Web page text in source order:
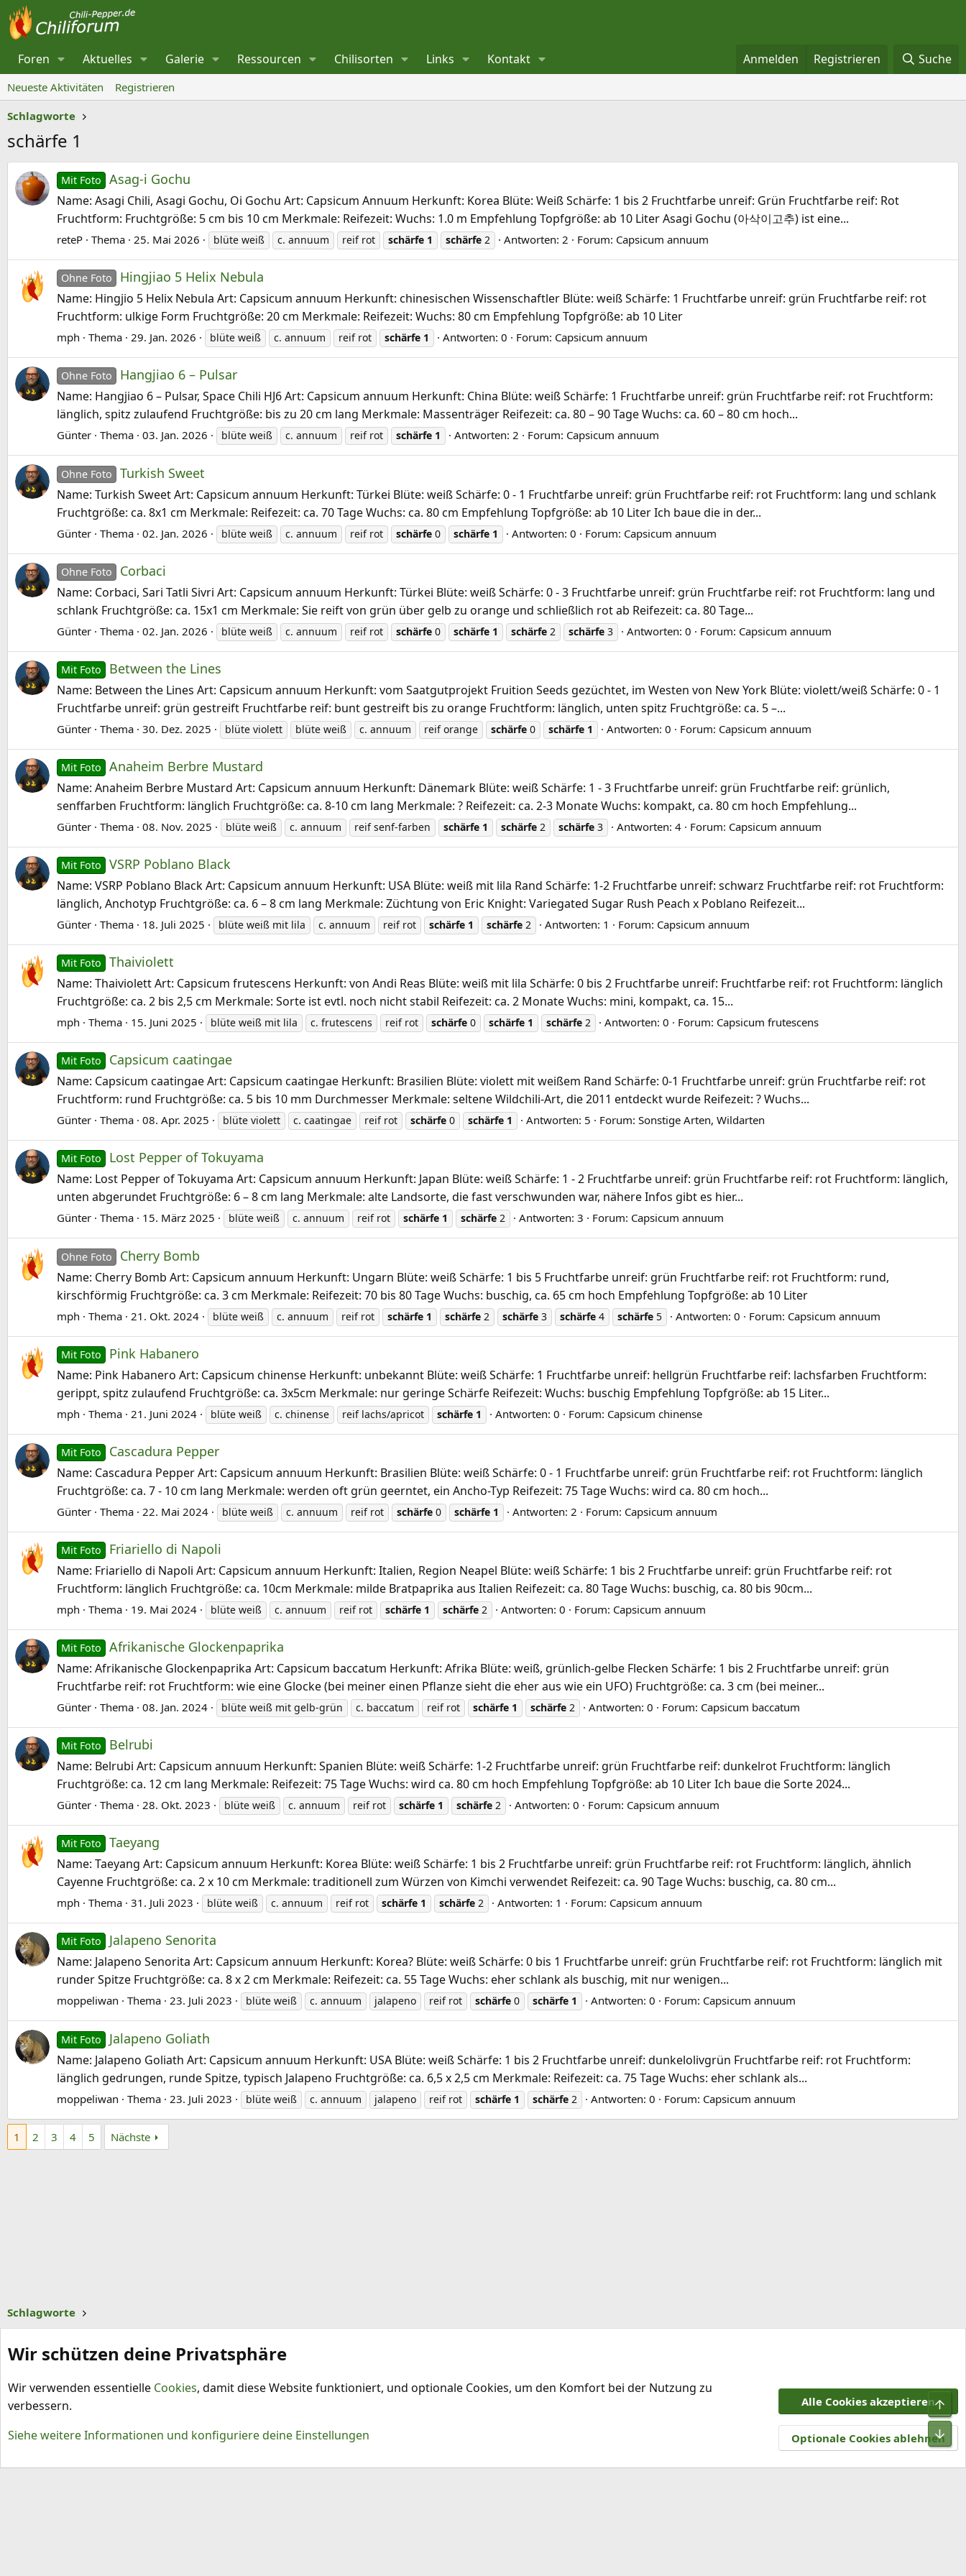
Foren Aktuelles Galerie Ressourcen Chilisorten Links Kontakt Anmelden Registrieren Suche
Neueste Aktivitäten
Registrieren
Schlagworte
schärfe 1
Mit Foto Asag-i Gochu
Name: Asagi Chili, Asagi Gochu, Oi Gochu Art: Capsicum Annuum Herkunft: Korea Blüte: Weiß Schärfe: 1 bis 2 Fruchtfarbe unreif: Grün Fruchtfarbe reif: Rot
Fruchtform: Fruchtgröße: 5 cm bis 10 cm Merkmale: Reifezeit: Wuchs: 1.0 m Empfehlung Topfgröße: ab 10 Liter Asagi Gochu (아삭이고추) ist eine...
reteP Thema 25. Mai 2026 blüte weiß c. annuum reif rot schärfe 1 schärfe 2 Antworten: 2 Forum: Capsicum annuum
Ohne Foto Hingjiao 5 Helix Nebula
Name: Hingjio 5 Helix Nebula Art: Capsicum annuum Herkunft: chinesischen Wissenschaftler Blüte: weiß Schärfe: 1 Fruchtfarbe unreif: grün Fruchtfarbe reif: rot
Fruchtform: ulkige Form Fruchtgröße: 20 cm Merkmale: Reifezeit: Wuchs: 80 cm Empfehlung Topfgröße: ab 10 Liter
mph Thema 29. Jan. 2026 blüte weiß c. annuum reif rot schärfe 1 Antworten: 0 Forum: Capsicum annuum
Ohne Foto Hangjiao 6 – Pulsar
Name: Hangjiao 6 – Pulsar, Space Chili HJ6 Art: Capsicum annuum Herkunft: China Blüte: weiß Schärfe: 1 Fruchtfarbe unreif: grün Fruchtfarbe reif: rot Fruchtform:
länglich, spitz zulaufend Fruchtgröße: bis zu 20 cm lang Merkmale: Massenträger Reifezeit: ca. 80 – 90 Tage Wuchs: ca. 60 – 80 cm hoch...
Günter Thema 03. Jan. 2026 blüte weiß c. annuum reif rot schärfe 1 Antworten: 2 Forum: Capsicum annuum
Ohne Foto Turkish Sweet
Name: Turkish Sweet Art: Capsicum annuum Herkunft: Türkei Blüte: weiß Schärfe: 0 - 1 Fruchtfarbe unreif: grün Fruchtfarbe reif: rot Fruchtform: lang und schlank
Fruchtgröße: ca. 8x1 cm Merkmale: Reifezeit: ca. 70 Tage Wuchs: ca. 80 cm Empfehlung Topfgröße: ab 10 Liter Ich baue die in der...
Günter Thema 02. Jan. 2026 blüte weiß c. annuum reif rot schärfe 0 schärfe 1 Antworten: 0 Forum: Capsicum annuum
Ohne Foto Corbaci
Name: Corbaci, Sari Tatli Sivri Art: Capsicum annuum Herkunft: Türkei Blüte: weiß Schärfe: 0 - 3 Fruchtfarbe unreif: grün Fruchtfarbe reif: rot Fruchtform: lang und
schlank Fruchtgröße: ca. 15x1 cm Merkmale: Sie reift von grün über gelb zu orange und schließlich rot ab Reifezeit: ca. 80 Tage...
Günter Thema 02. Jan. 2026 blüte weiß c. annuum reif rot schärfe 0 schärfe 1 schärfe 2 schärfe 3 Antworten: 0 Forum: Capsicum annuum
Mit Foto Between the Lines
Name: Between the Lines Art: Capsicum annuum Herkunft: vom Saatgutprojekt Fruition Seeds gezüchtet, im Westen von New York Blüte: violett/weiß Schärfe: 0 - 1
Fruchtfarbe unreif: grün gestreift Fruchtfarbe reif: bunt gestreift bis zu orange Fruchtform: länglich, unten spitz Fruchtgröße: ca. 5 –...
Günter Thema 30. Dez. 2025 blüte violett blüte weiß c. annuum reif orange schärfe 0 schärfe 1 Antworten: 0 Forum: Capsicum annuum
Mit Foto Anaheim Berbre Mustard
Name: Anaheim Berbre Mustard Art: Capsicum annuum Herkunft: Dänemark Blüte: weiß Schärfe: 1 - 3 Fruchtfarbe unreif: grün Fruchtfarbe reif: grünlich,
senffarben Fruchtform: länglich Fruchtgröße: ca. 8-10 cm lang Merkmale: ? Reifezeit: ca. 2-3 Monate Wuchs: kompakt, ca. 80 cm hoch Empfehlung...
Günter Thema 08. Nov. 2025 blüte weiß c. annuum reif senf-farben schärfe 1 schärfe 2 schärfe 3 Antworten: 4 Forum: Capsicum annuum
Mit Foto VSRP Poblano Black
Name: VSRP Poblano Black Art: Capsicum annuum Herkunft: USA Blüte: weiß mit lila Rand Schärfe: 1-2 Fruchtfarbe unreif: schwarz Fruchtfarbe reif: rot Fruchtform:
länglich, Anchotyp Fruchtgröße: ca. 6 – 8 cm lang Merkmale: Züchtung von Eric Knight: Variegated Sugar Rush Peach x Poblano Reifezeit...
Günter Thema 18. Juli 2025 blüte weiß mit lila c. annuum reif rot schärfe 1 schärfe 2 Antworten: 1 Forum: Capsicum annuum
Mit Foto Thaiviolett
Name: Thaiviolett Art: Capsicum frutescens Herkunft: von Andi Reas Blüte: weiß mit lila Schärfe: 0 bis 2 Fruchtfarbe unreif: Fruchtfarbe reif: rot Fruchtform: länglich
Fruchtgröße: ca. 2 bis 2,5 cm Merkmale: Sorte ist evtl. noch nicht stabil Reifezeit: ca. 2 Monate Wuchs: mini, kompakt, ca. 15...
mph Thema 15. Juni 2025 blüte weiß mit lila c. frutescens reif rot schärfe 0 schärfe 1 schärfe 2 Antworten: 0 Forum: Capsicum frutescens
Mit Foto Capsicum caatingae
Name: Capsicum caatingae Art: Capsicum caatingae Herkunft: Brasilien Blüte: violett mit weißem Rand Schärfe: 0-1 Fruchtfarbe unreif: grün Fruchtfarbe reif: rot
Fruchtform: rund Fruchtgröße: ca. 5 bis 10 mm Durchmesser Merkmale: seltene Wildchili-Art, die 2011 entdeckt wurde Reifezeit: ? Wuchs...
Günter Thema 08. Apr. 2025 blüte violett c. caatingae reif rot schärfe 0 schärfe 1 Antworten: 5 Forum: Sonstige Arten, Wildarten
Mit Foto Lost Pepper of Tokuyama
Name: Lost Pepper of Tokuyama Art: Capsicum annuum Herkunft: Japan Blüte: weiß Schärfe: 1 - 2 Fruchtfarbe unreif: grün Fruchtfarbe reif: rot Fruchtform: länglich,
unten abgerundet Fruchtgröße: 6 – 8 cm lang Merkmale: alte Landsorte, die fast verschwunden war, nähere Infos gibt es hier...
Günter Thema 15. März 2025 blüte weiß c. annuum reif rot schärfe 1 schärfe 2 Antworten: 3 Forum: Capsicum annuum
Ohne Foto Cherry Bomb
Name: Cherry Bomb Art: Capsicum annuum Herkunft: Ungarn Blüte: weiß Schärfe: 1 bis 5 Fruchtfarbe unreif: grün Fruchtfarbe reif: rot Fruchtform: rund,
kirschförmig Fruchtgröße: ca. 3 cm Merkmale: Reifezeit: 70 bis 80 Tage Wuchs: buschig, ca. 65 cm hoch Empfehlung Topfgröße: ab 10 Liter
mph Thema 21. Okt. 2024 blüte weiß c. annuum reif rot schärfe 1 schärfe 2 schärfe 3 schärfe 4 schärfe 5 Antworten: 0 Forum: Capsicum annuum
Mit Foto Pink Habanero
Name: Pink Habanero Art: Capsicum chinense Herkunft: unbekannt Blüte: weiß Schärfe: 1 Fruchtfarbe unreif: hellgrün Fruchtfarbe reif: lachsfarben Fruchtform:
gerippt, spitz zulaufend Fruchtgröße: ca. 3x5cm Merkmale: nur geringe Schärfe Reifezeit: Wuchs: buschig Empfehlung Topfgröße: ab 15 Liter...
mph Thema 21. Juni 2024 blüte weiß c. chinense reif lachs/apricot schärfe 1 Antworten: 0 Forum: Capsicum chinense
Mit Foto Cascadura Pepper
Name: Cascadura Pepper Art: Capsicum annuum Herkunft: Brasilien Blüte: weiß Schärfe: 0 - 1 Fruchtfarbe unreif: grün Fruchtfarbe reif: rot Fruchtform: länglich
Fruchtgröße: ca. 7 - 10 cm lang Merkmale: werden oft grün geerntet, ein Ancho-Typ Reifezeit: 75 Tage Wuchs: wird ca. 80 cm hoch...
Günter Thema 22. Mai 2024 blüte weiß c. annuum reif rot schärfe 0 schärfe 1 Antworten: 2 Forum: Capsicum annuum
Mit Foto Friariello di Napoli
Name: Friariello di Napoli Art: Capsicum annuum Herkunft: Italien, Region Neapel Blüte: weiß Schärfe: 1 bis 2 Fruchtfarbe unreif: grün Fruchtfarbe reif: rot
Fruchtform: länglich Fruchtgröße: ca. 10cm Merkmale: milde Bratpaprika aus Italien Reifezeit: ca. 80 Tage Wuchs: buschig, ca. 80 bis 90cm...
mph Thema 19. Mai 2024 blüte weiß c. annuum reif rot schärfe 1 schärfe 2 Antworten: 0 Forum: Capsicum annuum
Mit Foto Afrikanische Glockenpaprika
Name: Afrikanische Glockenpaprika Art: Capsicum baccatum Herkunft: Afrika Blüte: weiß, grünlich-gelbe Flecken Schärfe: 1 bis 2 Fruchtfarbe unreif: grün
Fruchtfarbe reif: rot Fruchtform: wie eine Glocke (bei meiner einen Pflanze sieht die eher aus wie ein UFO) Fruchtgröße: ca. 3 cm (bei meiner...
Günter Thema 08. Jan. 2024 blüte weiß mit gelb-grün c. baccatum reif rot schärfe 1 schärfe 2 Antworten: 0 Forum: Capsicum baccatum
Mit Foto Belrubi
Name: Belrubi Art: Capsicum annuum Herkunft: Spanien Blüte: weiß Schärfe: 1-2 Fruchtfarbe unreif: grün Fruchtfarbe reif: dunkelrot Fruchtform: länglich
Fruchtgröße: ca. 12 cm lang Merkmale: Reifezeit: 75 Tage Wuchs: wird ca. 80 cm hoch Empfehlung Topfgröße: ab 10 Liter Ich baue die Sorte 2024...
Günter Thema 28. Okt. 2023 blüte weiß c. annuum reif rot schärfe 1 schärfe 2 Antworten: 0 Forum: Capsicum annuum
Mit Foto Taeyang
Name: Taeyang Art: Capsicum annuum Herkunft: Korea Blüte: weiß Schärfe: 1 bis 2 Fruchtfarbe unreif: grün Fruchtfarbe reif: rot Fruchtform: länglich, ähnlich
Cayenne Fruchtgröße: ca. 2 x 10 cm Merkmale: traditionell zum Würzen von Kimchi verwendet Reifezeit: ca. 90 Tage Wuchs: buschig, ca. 80 cm...
mph Thema 31. Juli 2023 blüte weiß c. annuum reif rot schärfe 1 schärfe 2 Antworten: 1 Forum: Capsicum annuum
Mit Foto Jalapeno Senorita
Name: Jalapeno Senorita Art: Capsicum annuum Herkunft: Korea? Blüte: weiß Schärfe: 0 bis 1 Fruchtfarbe unreif: grün Fruchtfarbe reif: rot Fruchtform: länglich mit
runder Spitze Fruchtgröße: ca. 8 x 2 cm Merkmale: Reifezeit: ca. 55 Tage Wuchs: eher schlank als buschig, mit nur wenigen...
moppeliwan Thema 23. Juli 2023 blüte weiß c. annuum jalapeno reif rot schärfe 0 schärfe 1 Antworten: 0 Forum: Capsicum annuum
Mit Foto Jalapeno Goliath
Name: Jalapeno Goliath Art: Capsicum annuum Herkunft: USA Blüte: weiß Schärfe: 1 bis 2 Fruchtfarbe unreif: dunkelolivgrün Fruchtfarbe reif: rot Fruchtform:
länglich gedrungen, runde Spitze, typisch Jalapeno Fruchtgröße: ca. 6,5 x 2,5 cm Merkmale: Reifezeit: ca. 75 Tage Wuchs: eher schlank als...
moppeliwan Thema 23. Juli 2023 blüte weiß c. annuum jalapeno reif rot schärfe 1 schärfe 2 Antworten: 0 Forum: Capsicum annuum
1 2 3 4 5 Nächste
Schlagworte
Datenschutz Hilfe und Impressum
R
S
Wir schützen deine Privatsphäre
Wir verwenden essentielle Cookies, damit diese Website funktioniert, und optionale Cookies, um den Komfort bei der Nutzung zu
verbessern.
Siehe weitere Informationen und konfiguriere deine Einstellungen
Alle Cookies akzeptieren
Optionale Cookies ablehnen